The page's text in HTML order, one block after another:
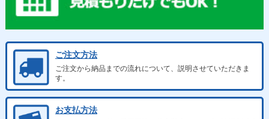
ご注文方法
ご注文から納品までの流れについて、説明させていただきま
す。
お支払方法